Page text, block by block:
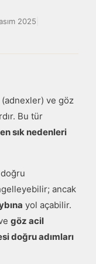
2025
(adnexler) ve göz
Bu tür
en sık nedenleri
doğru
ancak
yol açabilir.
göz acil
doğru adımları